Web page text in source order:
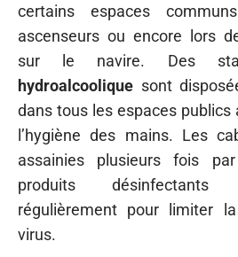
certains espaces
ascenseurs ou encore lors
sur le navire. Des
hydroalcoolique sont
dans tous les espaces publics
l’hygiène des mains. Les
assainies plusieurs fois
produits
régulièrement pour limiter
virus.